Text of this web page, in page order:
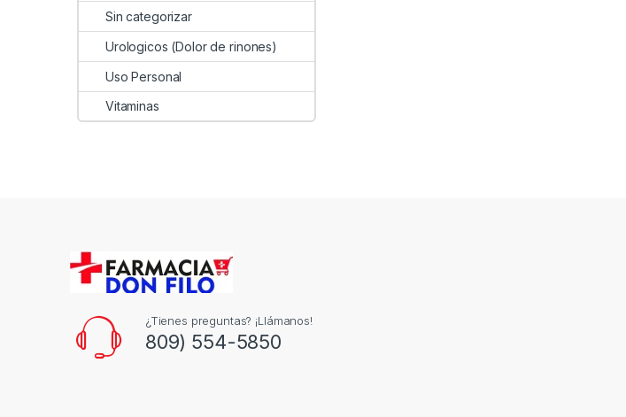
Sin categorizar
Urologicos (Dolor de rinones)
Uso Personal
Vitaminas
¿Tienes preguntas? ¡Llámanos!
809) 554-5850